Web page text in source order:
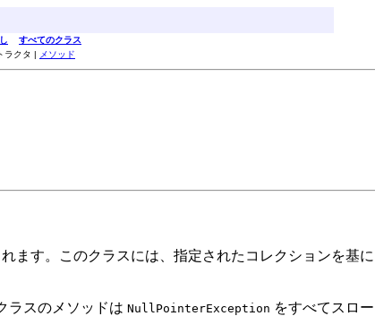
すべてのクラス
ラクタ | メソッド
ます。このクラスには、指定されたコレクションを基
ラスのメソッドは NullPointerException をすべてスロー